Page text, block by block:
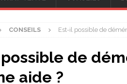
CONSEILS Est-il possible de
de
aide ?